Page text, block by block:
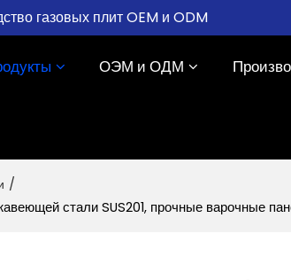
газовых плит OEM и ODM
ОЭМ и ОДМ
/
стали SUS201, прочные варочные